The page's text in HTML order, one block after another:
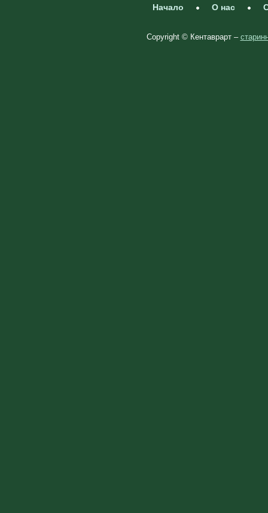
Начало О нас
Copyright © Кентаврарт –